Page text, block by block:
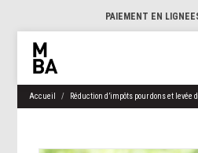
PAIEMENT EN LIGNE
Accueil Réduction d’impôts pour dons et levée